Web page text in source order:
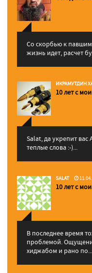
Со скорбью к
жизнь идет, расчет
ИКРАМУТДИН
10 лет с
Salat, да укрепит вас
теплые слова :-)...
SALAT
10 лет с
В последнее время
проблемой.
хиджабом и рано по...